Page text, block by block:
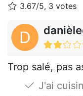
3.67/5, 3 votes
D
Trop salé, pas
J'ai